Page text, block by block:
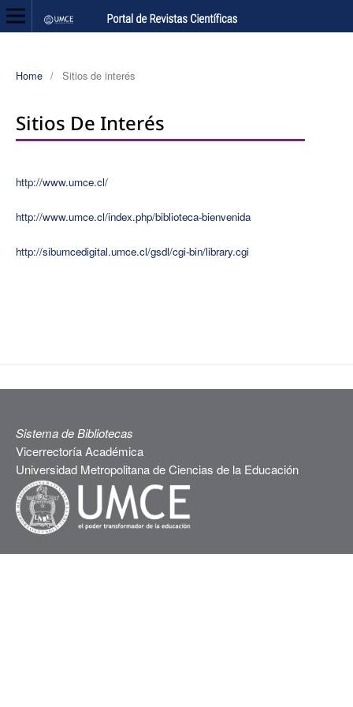
Home / Sitios de interés
Sitios De Interés
http://www.umce.cl/
http://www.umce.cl/index.php/biblioteca-bienvenida
http://sibumcedigital.umce.cl/gsdl/cgi-bin/library.cgi
Sistema de Bibliotecas
Vicerrectoría Académica
Universidad Metropolitana de Ciencias de la Educación